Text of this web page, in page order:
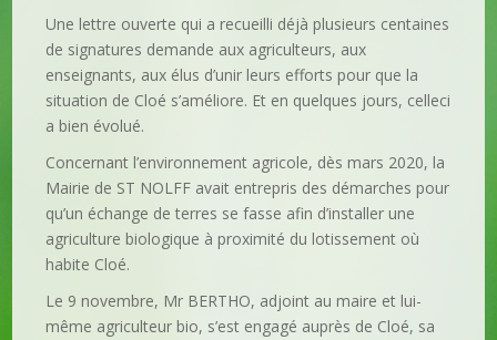
Une lettre ouverte qui a recueilli déjà plusieurs centaines
de signatures demande aux agriculteurs, aux
enseignants, aux élus d’unir leurs efforts pour que la
situation de Cloé s’améliore. Et en quelques jours, celleci
a bien évolué.
Concernant l’environnement agricole, dès mars 2020, la
Mairie de ST NOLFF avait entrepris des démarches pour
qu’un échange de terres se fasse afin d’installer une
agriculture biologique à proximité du lotissement où
habite Cloé.
Le 9 novembre, Mr BERTHO, adjoint au maire et lui-
même agriculteur bio, s’est engagé auprès de Cloé, sa